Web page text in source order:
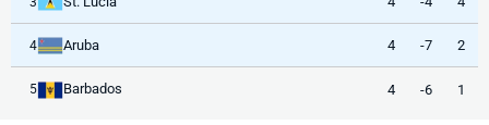
4 Aruba 4 -7 2
5 Barbados 4 -6 1